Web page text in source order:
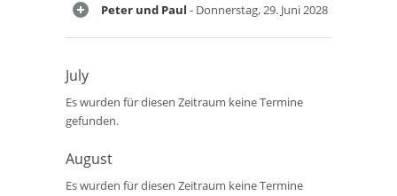
Peter und Paul - Donnerstag, 29. Juni 2028
July
Es wurden für diesen Zeitraum keine Termine
gefunden.
August
Es wurden für diesen Zeitraum keine Termine